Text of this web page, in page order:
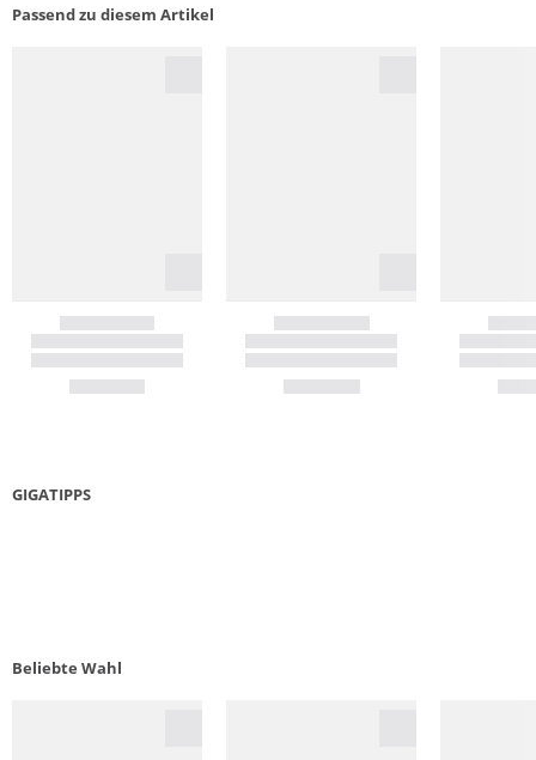
Passend zu diesem Artikel
GIGATIPPS
Beliebte Wahl